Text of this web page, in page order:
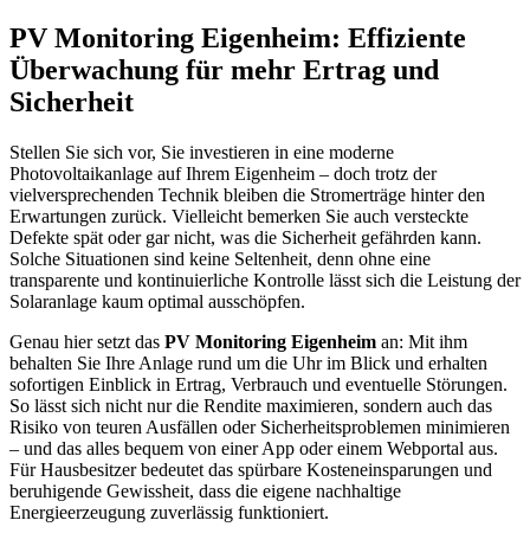
PV Monitoring Eigenheim: Effiziente
Überwachung für mehr Ertrag und
Sicherheit
Stellen Sie sich vor, Sie investieren in eine moderne
Photovoltaikanlage auf Ihrem Eigenheim – doch trotz der
vielversprechenden Technik bleiben die Stromerträge hinter den
Erwartungen zurück. Vielleicht bemerken Sie auch versteckte
Defekte spät oder gar nicht, was die Sicherheit gefährden kann.
Solche Situationen sind keine Seltenheit, denn ohne eine
transparente und kontinuierliche Kontrolle lässt sich die Leistung der
Solaranlage kaum optimal ausschöpfen.
Genau hier setzt das PV Monitoring Eigenheim an: Mit ihm
behalten Sie Ihre Anlage rund um die Uhr im Blick und erhalten
sofortigen Einblick in Ertrag, Verbrauch und eventuelle Störungen.
So lässt sich nicht nur die Rendite maximieren, sondern auch das
Risiko von teuren Ausfällen oder Sicherheitsproblemen minimieren
– und das alles bequem von einer App oder einem Webportal aus.
Für Hausbesitzer bedeutet das spürbare Kosteneinsparungen und
beruhigende Gewissheit, dass die eigene nachhaltige
Energieerzeugung zuverlässig funktioniert.